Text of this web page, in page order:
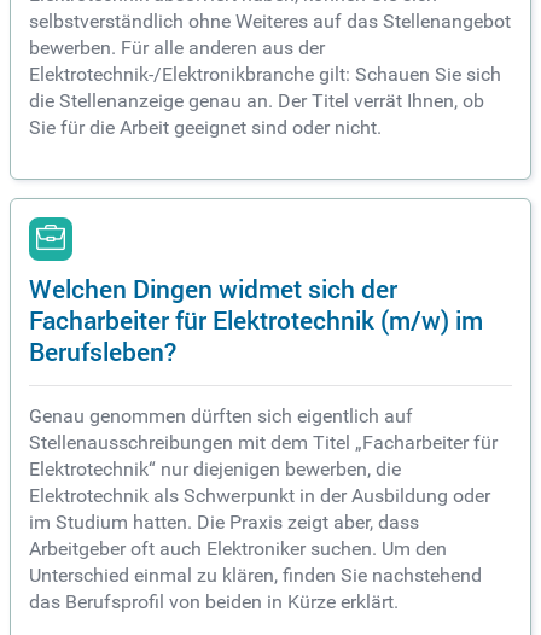
selbstverständlich ohne Weiteres auf das Stellenangebot
bewerben. Für alle anderen aus der
Elektrotechnik-/Elektronikbranche gilt: Schauen Sie sich
die Stellenanzeige genau an. Der Titel verrät Ihnen, ob
Sie für die Arbeit geeignet sind oder nicht.
Welchen Dingen widmet sich der
Facharbeiter für Elektrotechnik (m/w) im
Berufsleben?
Genau genommen dürften sich eigentlich auf
Stellenausschreibungen mit dem Titel „Facharbeiter für
Elektrotechnik“ nur diejenigen bewerben, die
Elektrotechnik als Schwerpunkt in der Ausbildung oder
im Studium hatten. Die Praxis zeigt aber, dass
Arbeitgeber oft auch Elektroniker suchen. Um den
Unterschied einmal zu klären, finden Sie nachstehend
das Berufsprofil von beiden in Kürze erklärt.